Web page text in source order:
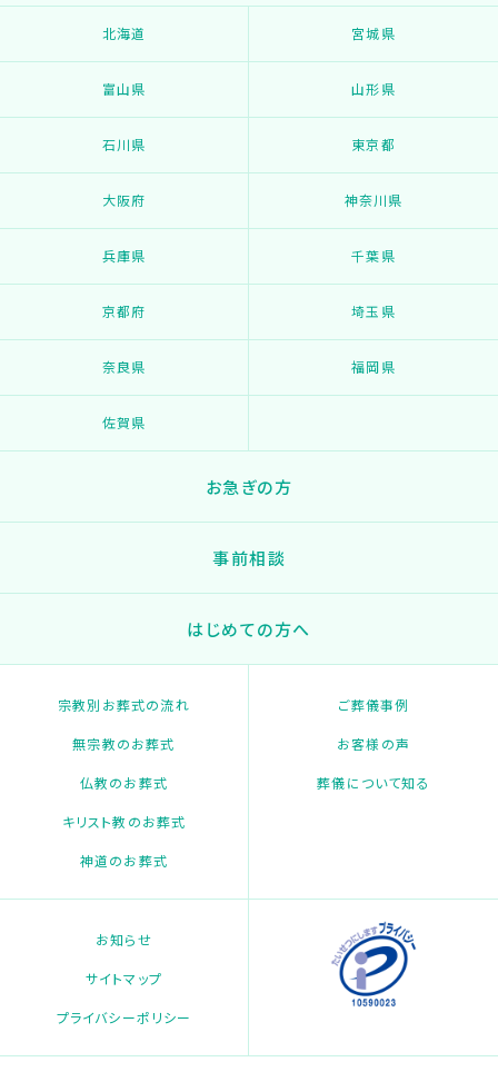
北海道 宮城県
富山県 山形県
石川県 東京都
大阪府 神奈川県
兵庫県 千葉県
京都府 埼玉県
奈良県 福岡県
佐賀県
お急ぎの方
事前相談
はじめての方へ
宗教別お葬式の流れ
無宗教のお葬式
仏教のお葬式
キリスト教のお葬式
神道のお葬式
ご葬儀事例
お客様の声
葬儀について知る
お知らせ
サイトマップ
プライバシーポリシー